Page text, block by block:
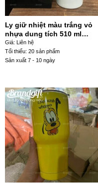
Ly giữ nhiệt màu trắng vỏ
nhựa dung tích 510 ml
LGN-07
Giá: Liên hệ
Tổi thiểu: 20 sản phẩm
Sản xuất 7 - 10 ngày